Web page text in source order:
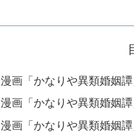
漫画「かなりや異類婚姻
漫画「かなりや異類婚姻
漫画「かなりや異類婚姻